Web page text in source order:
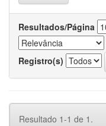
Resultados/Página
Registro(s)
Resultado 1-1 de 1.